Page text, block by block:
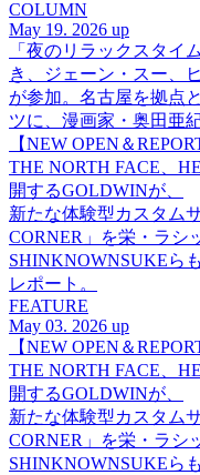
COLUMN
May 19. 2026 up
「夜のリラックスタイ
き、ジェーン・スー、
が参加。名古屋を拠点
ツに、漫画家・奥田亜
【NEW OPEN＆
THE NORTH FACE、
開するGOLDWINが、
新たな体験型カスタム
CORNER」を栄・ラシ
SHINKNOWNSUKEら
レポート。
FEATURE
May 03. 2026 up
【NEW OPEN＆
THE NORTH FACE、
開するGOLDWINが、
新たな体験型カスタム
CORNER」を栄・ラシ
SHINKNOWNSUKEら